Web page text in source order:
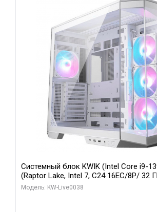
Системный блок KWIK (Intel Core i9-
(Raptor Lake, Intel 7, C24 16EC/8P/ 32
модуля)/ Gigabyte RX9070XT GAMING
Модель: KW-Live0038